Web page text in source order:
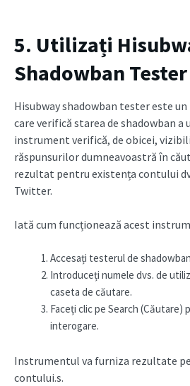
5. Utilizați
Shadowban Tester
Hisubway shadowban tester este
care verifică starea de shadowban a
instrument verifică, de obicei,
răspunsurilor dumneavoastră în
rezultat pentru existența contului
Twitter.
Iată cum funcționează acest
Accesați testerul de
Introduceți numele dvs. de
caseta de căutare.
Faceți clic pe Search (Căutare)
interogare.
Instrumentul va furniza rezultate
contului.s.